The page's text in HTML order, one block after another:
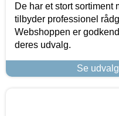
De har et stort sortiment
tilbyder professionel
Webshoppen er
deres udvalg.
Se